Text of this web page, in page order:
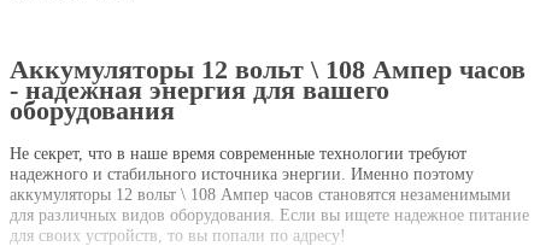
Аккумуляторы 12 вольт \ 108 Ампер часов
- надежная энергия для вашего
оборудования
Не секрет, что в наше время современные технологии требуют
надежного и стабильного источника энергии. Именно поэтому
аккумуляторы 12 вольт \ 108 Ампер часов становятся незаменимыми
для различных видов оборудования. Если вы ищете надежное питание
для своих устройств, то вы попали по адресу!